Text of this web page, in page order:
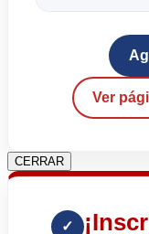
Ver
CERRAR
✓